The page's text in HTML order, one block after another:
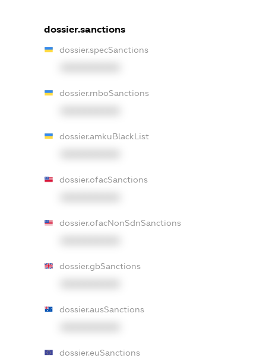
dossier.sanctions
dossier.specSanctions
dossier.rnboSanctions
dossier.amkuBlackList
dossier.ofacSanctions
dossier.ofacNonSdnSanctions
dossier.gbSanctions
dossier.ausSanctions
dossier.euSanctions